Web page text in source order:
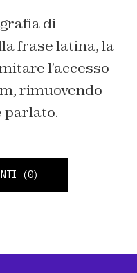
di
frase latina, la
l’accesso
rimuovendo
parlato.
(0)